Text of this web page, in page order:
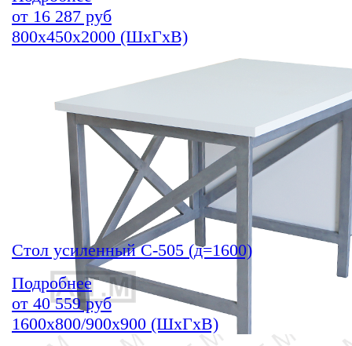
от 16 287 руб
800х450х2000 (ШхГхВ)
Стол усиленный С-505 (д=1600)
Подробнее
от 40 559руб
1600х800/900х900 (ШхГхВ)